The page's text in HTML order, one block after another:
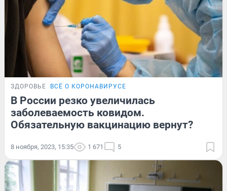
ЗДОРОВЬЕ ВСЁ О КОРОНАВИРУСЕ
В России резко увеличилась
заболеваемость ковидом.
Обязательную вакцинацию вернут?
8 ноября, 2023, 15:35 1 671 5